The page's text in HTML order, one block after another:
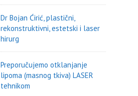
Dr Bojan Ćirić, plastični,
rekonstruktivni, estetski i laser
hirurg
Preporučujemo otklanjanje
lipoma (masnog tkiva) LASER
tehnikom